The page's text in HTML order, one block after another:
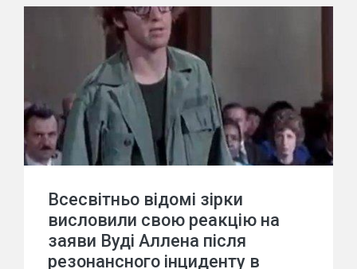
Всесвітньо відомі зірки
висловили свою реакцію на
заяви Вуді Аллена після
резонансного інциденту в